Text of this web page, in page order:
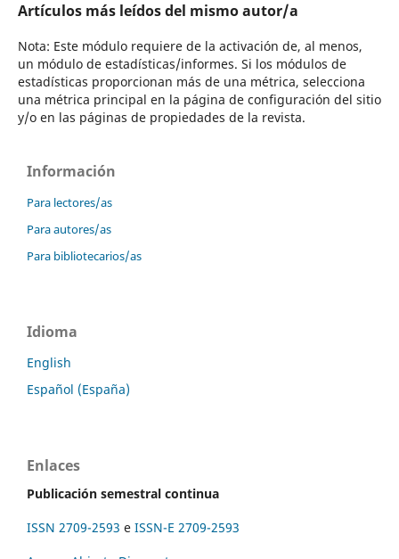
Artículos más leídos del mismo autor/a
Nota: Este módulo requiere de la activación de, al menos,
un módulo de estadísticas/informes. Si los módulos de
estadísticas proporcionan más de una métrica, selecciona
una métrica principal en la página de configuración del sitio
y/o en las páginas de propiedades de la revista.
Información
Para lectores/as
Para autores/as
Para bibliotecarios/as
Idioma
English
Español (España)
Enlaces
Publicación semestral continua
ISSN 2709-2593 e ISSN-E 2709-2593